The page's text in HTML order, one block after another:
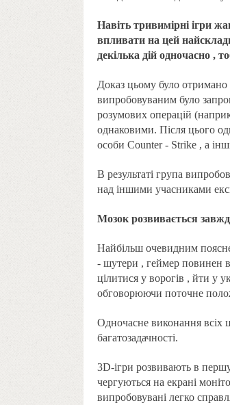
Навіть тривимірні ігри
впливати на цей
декілька дій одночасно ,
Доказ цьому було отримано
випробовуваним було
розумових операцій
однаковими. Після цього
особи Counter - Strike , а
В результаті група
над іншими учасниками
Мозок розвивається
Найбільш очевидним
- шутери , геймер повинен
цілитися у ворогів , йти у
обговорюючи поточне
Одночасне виконання всіх
багатозадачності.
3D-ігри розвивають в
чергуються на екрані
випробовувані легко